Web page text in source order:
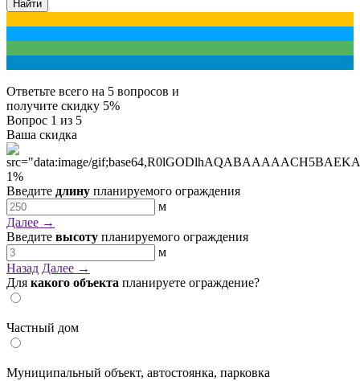
Найти
Ответьте всего на 5 вопросов и
получите скидку 5%
Вопрос 1 из 5
Ваша скидка
1%
Введите длину планируемого ограждения
м
Далее →
Введите высоту планируемого ограждения
м
Назад Далее →
Для какого объекта планируете ограждение?
Частный дом
Муниципальный объект, автостоянка, парковка